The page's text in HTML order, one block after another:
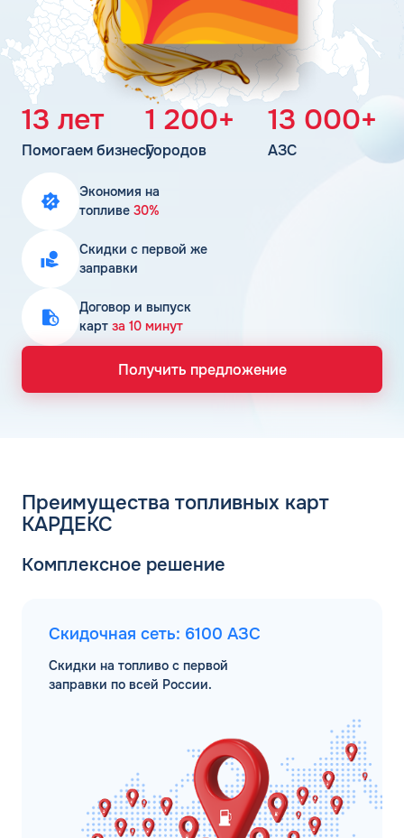
Получить консультацию
13 лет
Помогаем бизнесу
1 200+
Городов
13 000+
АЗС
Экономия на
топливе 30%
Скидки с первой же
заправки
Договор и выпуск
карт за 10 минут
Получить предложение
Преимущества топливных карт
КАРДЕКС
Комплексное решение
Скидочная сеть: 6100 АЗС
Скидки на топливо с первой
заправки по всей России.